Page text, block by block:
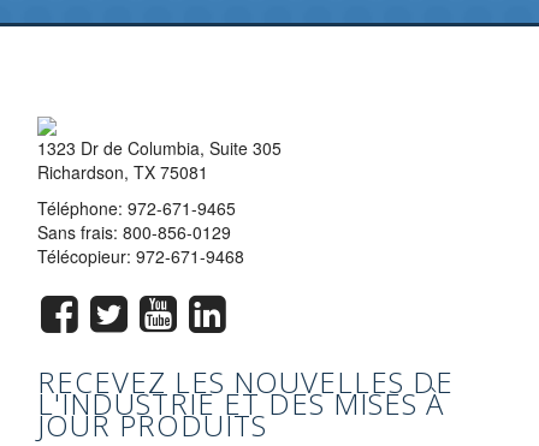
1323 Dr de Columbia, Suite 305
Richardson, TX 75081
Téléphone: 972-671-9465
Sans frais: 800-856-0129
Télécopieur: 972-671-9468
RECEVEZ LES NOUVELLES DE
L'INDUSTRIE ET DES MISES À
JOUR PRODUITS